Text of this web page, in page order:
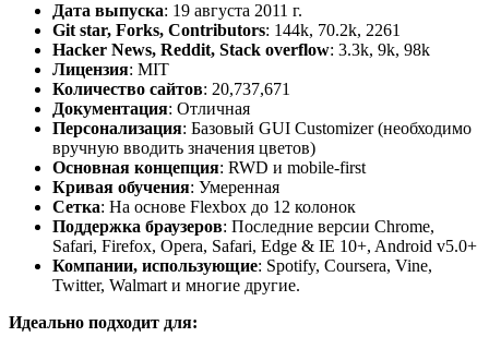
Дата выпуска: 19 августа 2011 г.
Git star, Forks, Contributors: 144k, 70.2k, 2261
Hacker News, Reddit, Stack overflow: 3.3k, 9k, 98k
Лицензия: MIT
Количество сайтов: 20,737,671
Документация: Отличная
Персонализация: Базовый GUI Customizer (необходимо
вручную вводить значения цветов)
Основная концепция: RWD и mobile-first
Кривая обучения: Умеренная
Сетка: На основе Flexbox до 12 колонок
Поддержка браузеров: Последние версии Chrome,
Safari, Firefox, Opera, Safari, Edge & IE 10+, Android v5.0+
Компании, использующие: Spotify, Coursera, Vine,
Twitter, Walmart и многие другие.
Идеально подходит для: